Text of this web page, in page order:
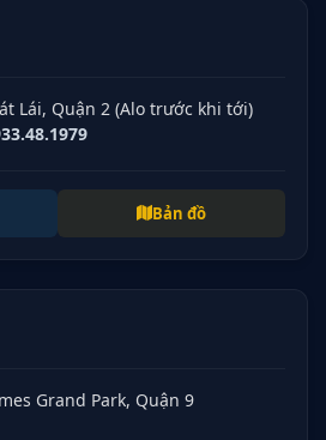
Lái, Quận 2 (Alo trước khi tới)
Bản đồ
Grand Park, Quận 9